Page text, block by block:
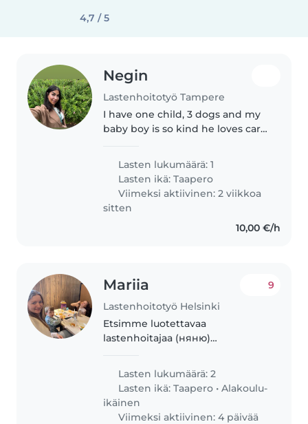
4,7 / 5
Negin
Lastenhoitotyö Tampere
I have one child, 3 dogs and my
baby boy is so kind he loves car
active boy and lovley!
Lasten lukumäärä: 1
Lasten ikä:Taapero
Viimeksi aktiivinen: 2 viikkoa
sitten
10,00 €/h
Mariia
Lastenhoitotyö Helsinki
9
Etsimme luotettavaa
lastenhoitajaa (няню)
8:00 (yhteensä 7 aamua). Pojan
voi viedä päiväkotiin myös 7.30,
mutta maksan..
Lasten lukumäärä: 2
Lasten ikä:Taapero •Alakoulu-
ikäinen
Viimeksi aktiivinen: 4 päivää